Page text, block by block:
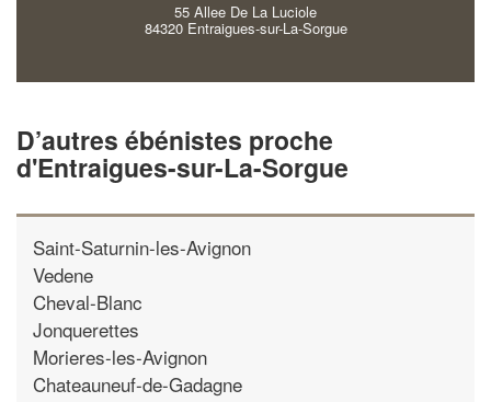
55 Allee De La Luciole
84320 Entraigues-sur-La-Sorgue
D’autres ébénistes proche
d'Entraigues-sur-La-Sorgue
Saint-Saturnin-les-Avignon
Vedene
Cheval-Blanc
Jonquerettes
Morieres-les-Avignon
Chateauneuf-de-Gadagne